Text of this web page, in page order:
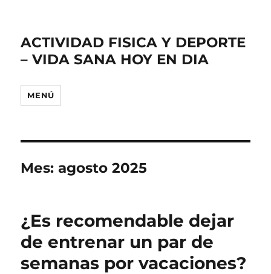
ACTIVIDAD FISICA Y DEPORTE
– VIDA SANA HOY EN DIA
MENÚ
Mes:agosto 2025
¿Es recomendable dejar
de entrenar un par de
semanas por vacaciones?